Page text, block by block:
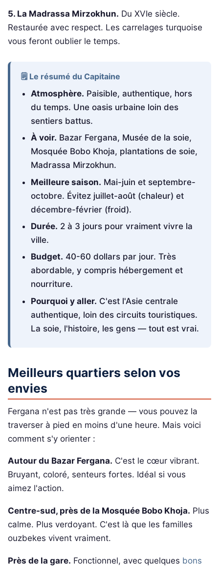
5. La Madrassa Mirzokhun. Du XVIe siècle.
Restaurée avec respect. Les carrelages turquoise
vous feront oublier le temps.
🗒️ Le résumé du Capitaine
Atmosphère. Paisible, authentique, hors
du temps. Une oasis urbaine loin des
sentiers battus.
À voir. Bazar Fergana, Musée de la soie,
Mosquée Bobo Khoja, plantations de soie,
Madrassa Mirzokhun.
Meilleure saison. Mai-juin et septembre-
octobre. Évitez juillet-août (chaleur) et
décembre-février (froid).
Durée. 2 à 3 jours pour vraiment vivre la
ville.
Budget. 40-60 dollars par jour. Très
abordable, y compris hébergement et
nourriture.
Pourquoi y aller. C'est l'Asie centrale
authentique, loin des circuits touristiques.
La soie, l'histoire, les gens — tout est vrai.
Meilleurs quartiers selon vos
envies
Fergana n'est pas très grande — vous pouvez la
traverser à pied en moins d'une heure. Mais voici
comment s'y orienter :
Autour du Bazar Fergana. C'est le cœur vibrant.
Bruyant, coloré, senteurs fortes. Idéal si vous
aimez l'action.
Centre-sud, près de la Mosquée Bobo Khoja. Plus
calme. Plus verdoyant. C'est là que les familles
ouzbekes vivent vraiment.
Près de la gare. Fonctionnel, avec quelques bons